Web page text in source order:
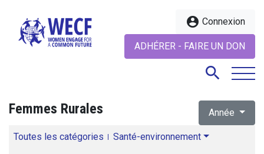
account_circle Connexion
ADHÉRER - FAIRE UN DON
search
Femmes Rurales Année
Toutes les catégories Santé-environnement